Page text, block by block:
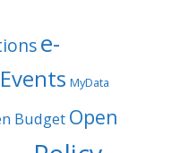
e-
Events MyData
Budget Open